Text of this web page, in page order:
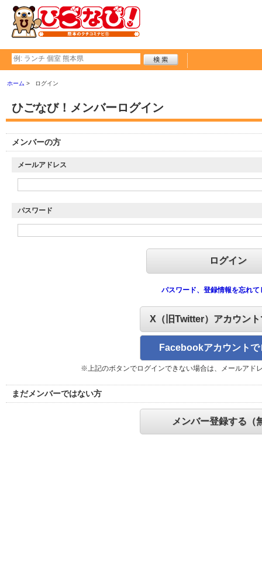
ホーム ログイン
ひごなび！メンバーログイン
メンバーの方
メールアドレス
パスワード
パスワード、登録情報を忘れて
X（旧Twitter）アカウン
Facebookアカウントで
※上記のボタンでログインできない場合は、メールアド
まだメンバーではない方
メンバー登録する（